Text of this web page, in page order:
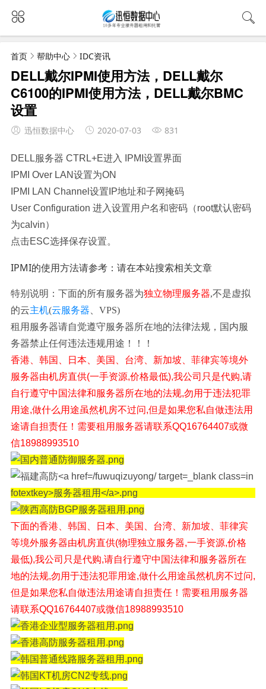
首页 帮助中心 IDC资讯
DELL戴尔IPMI使用方法，DELL戴尔
C6100的IPMI使用方法，DELL戴尔BMC
设置
迅恒数据中心 2020-07-03 831
DELL服务器 CTRL+E进入 IPMI设置界面
IPMI Over LAN设置为ON
IPMI LAN Channel设置IP地址和子网掩码
User Configuration 进入设置用户名和密码（root默认密码
为calvin）
点击ESC选择保存设置。
IPMI的使用方法请参考：请在本站搜索相关文章
特别说明：下面的所有服务器为独立物理服务器,不是虚拟
的云主机(云服务器 、VPS)
租用服务器请自觉遵守服务器所在地的法律法规，国内服
务器禁止任何违法违规用途！！！
香港、韩国、日本、美国、台湾、新加坡、菲律宾等境外
服务器由机房直供(一手资源,价格最低),我公司只是代购,请
自行遵守中国法律和服务器所在地的法规,勿用于违法犯罪
用途,做什么用途虽然机房不过问,但是如果您私自做违法用
途请自担责任！需要租用服务器请联系QQ16764407或微
信18988993510
下面的香港、韩国、日本、美国、台湾、新加坡、菲律宾
等境外服务器由机房直供(物理独立服务器,一手资源,价格
最低),我公司只是代购,请自行遵守中国法律和服务器所在
地的法规,勿用于违法犯罪用途,做什么用途虽然机房不过问,
但是如果您私自做违法用途请自担责任！ 需要租用服务器
请联系QQ16764407或微信18988993510